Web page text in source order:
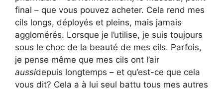
final – que vous pouvez acheter. Cela rend mes
cils longs, déployés et pleins, mais jamais
agglomérés. Lorsque je l’utilise, je suis toujours
sous le choc de la beauté de mes cils. Parfois,
je pense même que mes cils ont l’air
aussidepuis longtemps – et qu’est-ce que cela
vous dit? Cela a à lui seul battu tous mes autres